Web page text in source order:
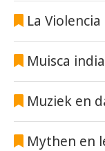
La Violencia
Muisca
Muziek en
Mythen en